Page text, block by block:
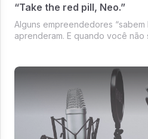
“Take the red pill, Neo.”
Alguns empreendedores “sabem
aprenderam. E quando você não